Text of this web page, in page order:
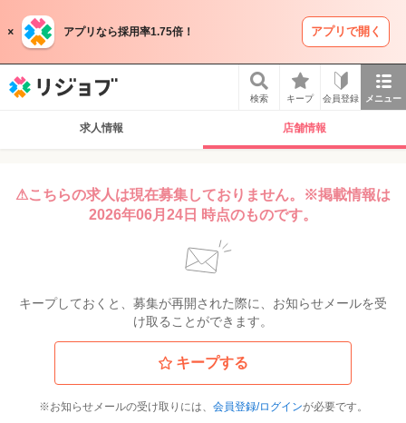
アプリなら採用率1.75倍！ アプリで開く
検索 キープ 会員登録 メニュー
求人情報 店舗情報
⚠こちらの求人は現在募集しておりません。※掲載情報は
2026年06月24日 時点のものです。
キープしておくと、募集が再開された際に、お知らせメールを受
け取ることができます。
キープする
※お知らせメールの受け取りには、 会員登録/ログインが必要です。